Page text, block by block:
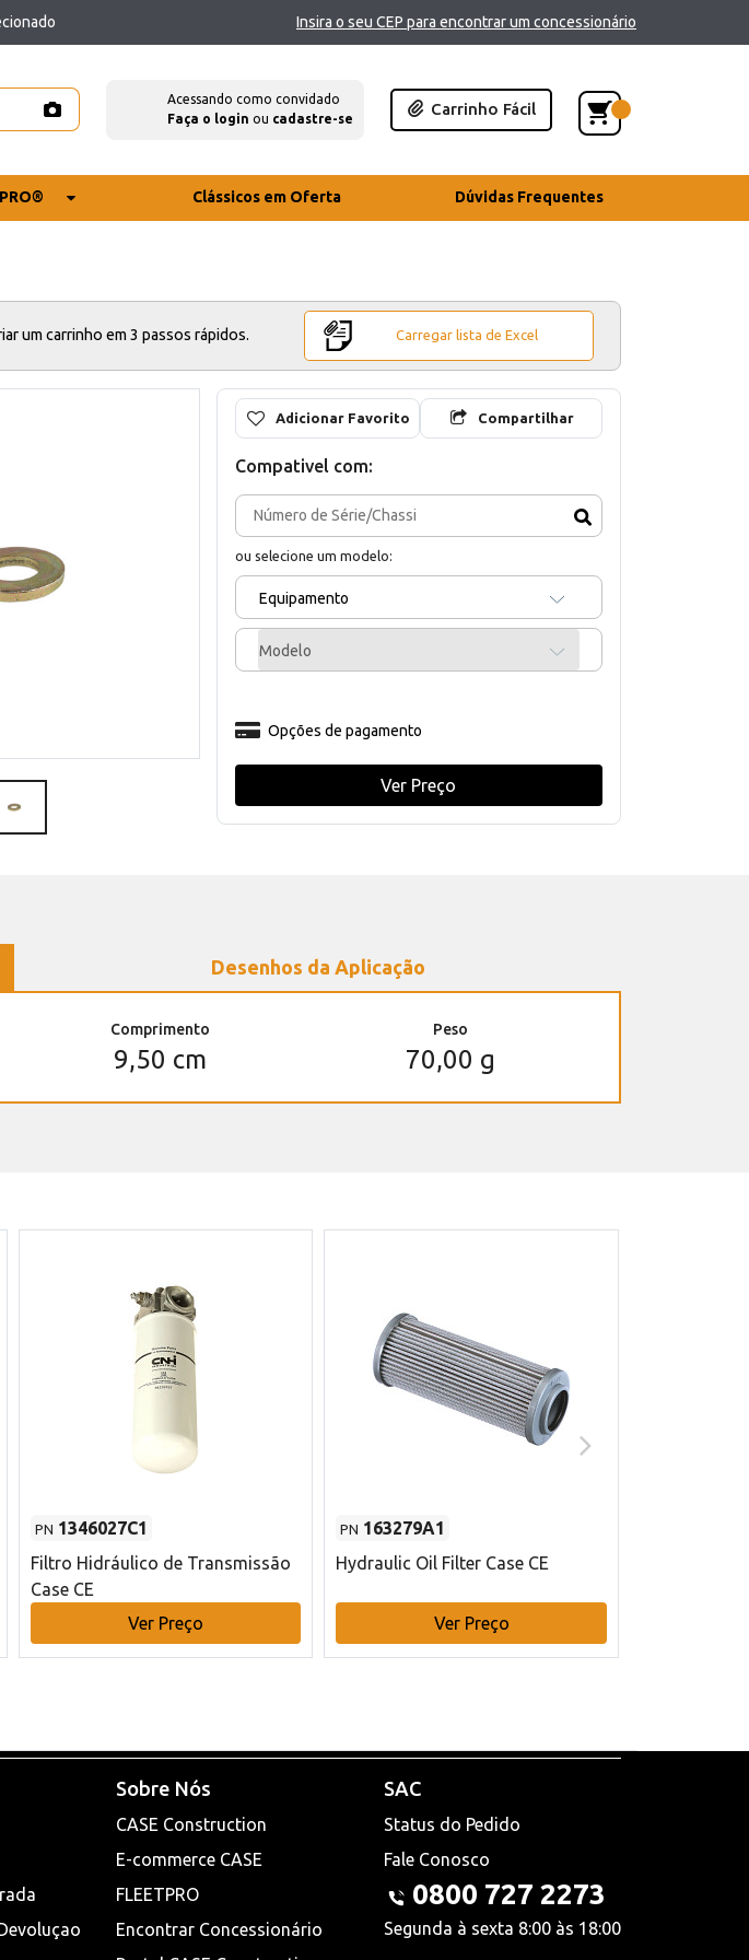
Insira o seu CEP para encontrar um concessionário
Acessando como convidado
Faça o login ou cadastre-se
Carrinho Fácil
Clássicos em Oferta Dúvidas Frequentes
um carrinho em 3 passos rápidos. Carregar lista de Excel
Adicionar Favorito Compartilhar
Compativel com:
ou selecione um modelo:
Equipamento
Modelo
Opções de pagamento
Ver Preço
Desenhos da Aplicação
Comprimento
9,50 cm
Peso
70,00 g
PN 1346027C1
Filtro Hidráulico de Transmissão
Case CE
Ver Preço
PN 163279A1
Hydraulic Oil Filter Case CE
Ver Preço
Sobre Nós
CASE Construction
E-commerce CASE
FLEETPRO
Encontrar Concessionário
SAC
Status do Pedido
Fale Conosco
0800 727 2273
Segunda à sexta 8:00 às 18:00